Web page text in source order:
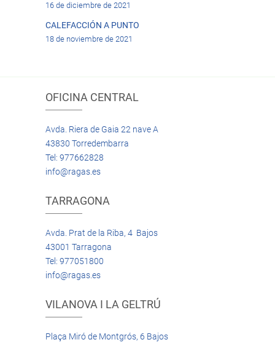
16 de diciembre de 2021
CALEFACCIÓN A PUNTO
18 de noviembre de 2021
OFICINA CENTRAL
Avda. Riera de Gaia 22 nave A
43830 Torredembarra
Tel: 977662828
info@ragas.es
TARRAGONA
Avda. Prat de la Riba, 4 Bajos
43001 Tarragona
Tel: 977051800
info@ragas.es
VILANOVA I LA GELTRÚ
Plaça Miró de Montgrós, 6 Bajos